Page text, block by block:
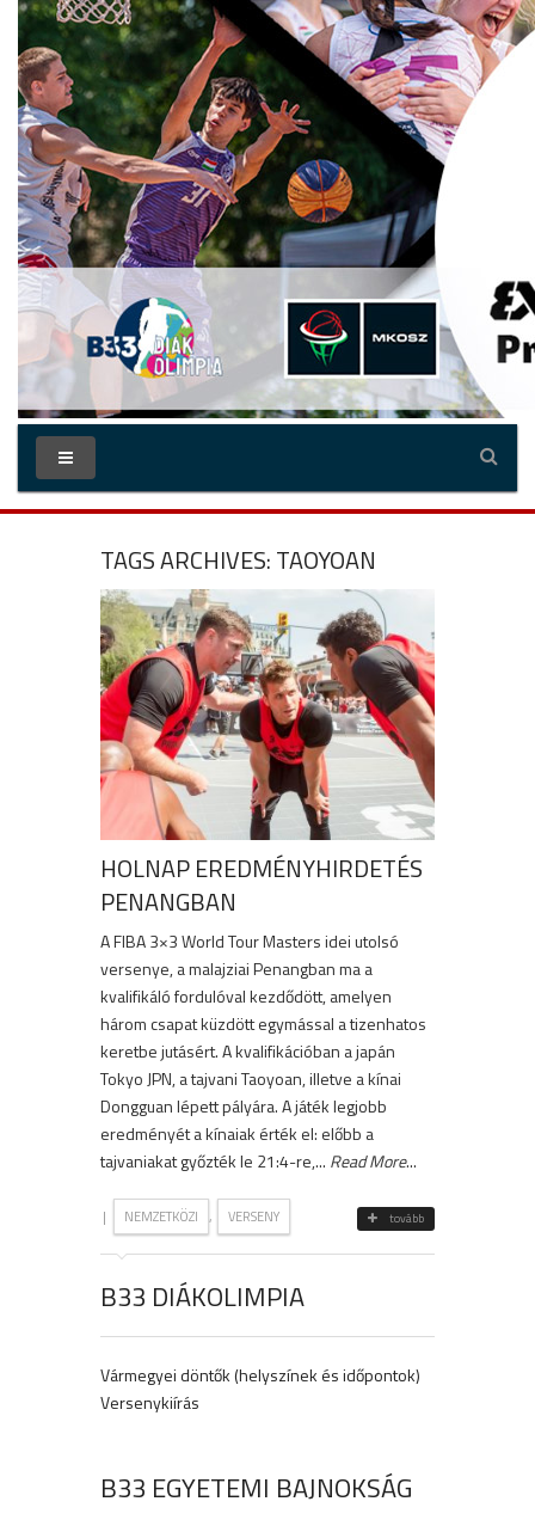
TAGS ARCHIVES: TAOYOAN
HOLNAP EREDMÉNYHIRDETÉS
PENANGBAN
A FIBA 3×3 World Tour Masters idei utolsó
versenye, a malajziai Penangban ma a
kvalifikáló fordulóval kezdődött, amelyen
három csapat küzdött egymással a tizenhatos
keretbe jutásért. A kvalifikációban a japán
Tokyo JPN, a tajvani Taoyoan, illetve a kínai
Dongguan lépett pályára. A játék legjobb
eredményét a kínaiak érték el: előbb a
tajvaniakat győzték le 21:4-re,... Read More...
| NEMZETKÖZI , VERSENY tovább
B33 DIÁKOLIMPIA
Vármegyei döntők (helyszínek és időpontok)
Versenykiírás
B33 EGYETEMI BAJNOKSÁG